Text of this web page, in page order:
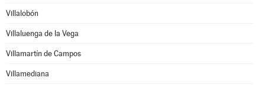
Villalobón
Villaluenga de la Vega
Villamartín de Campos
Villamediana